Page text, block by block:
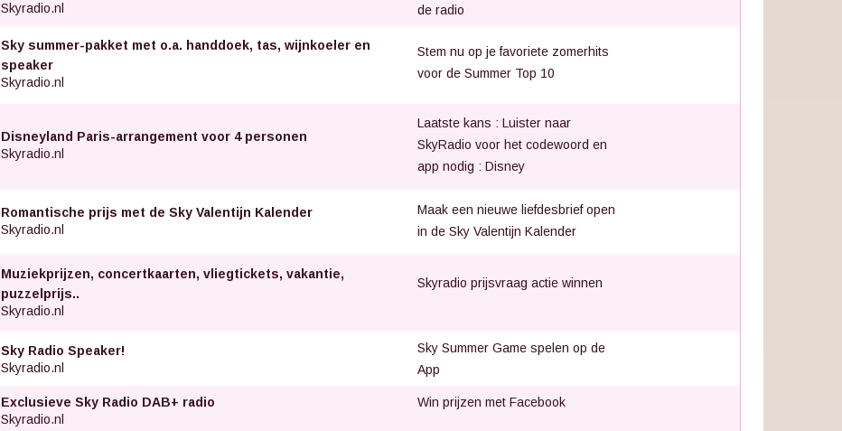
Skyradio.nl
de radio
Sky summer-pakket met o.a. handdoek, tas, wijnkoeler en
speaker
Skyradio.nl
Stem nu op je favoriete zomerhits
voor de Summer Top 10
Disneyland Paris-arrangement voor 4 personen
Skyradio.nl
Laatste kans : Luister naar
SkyRadio voor het codewoord en
app nodig : Disney
Romantische prijs met de Sky Valentijn Kalender
Skyradio.nl
Maak een nieuwe liefdesbrief open
in de Sky Valentijn Kalender
Muziekprijzen, concertkaarten, vliegtickets, vakantie,
puzzelprijs..
Skyradio.nl
Skyradio prijsvraag actie winnen
Sky Radio Speaker!
Skyradio.nl
Sky Summer Game spelen op de
App
Exclusieve Sky Radio DAB+ radio
Skyradio.nl
Win prijzen met Facebook